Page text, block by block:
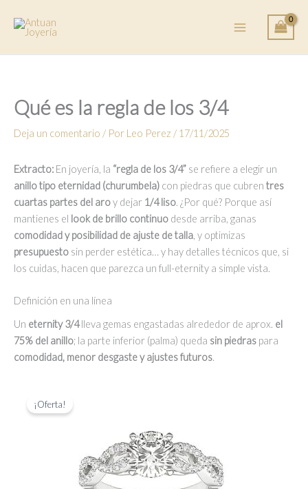
contenido
Qué es la regla de los 3/4
Deja un comentario / Por Leo Perez / 17/11/2025
Extracto: En joyería, la “regla de los 3/4” se refiere a elegir un
anillo tipo eternidad (churumbela) con piedras que cubren tres
cuartas partes del aroy dejar 1/4 liso. ¿Por qué? Porque así
mantienes el look de brillo continuo desde arriba, ganas
comodidad y posibilidad de ajuste de talla, y optimizas
presupuesto sin perder estética… y hay detalles técnicos que, si
los cuidas, hacen que parezca un full-eternity a simple vista.
Definición en una línea
Un eternity 3/4lleva gemas engastadas alrededor de aprox. el
75% del anillo; la parte inferior (palma) queda sin piedras para
comodidad, menor desgaste y ajustes futuros.
¡Oferta!